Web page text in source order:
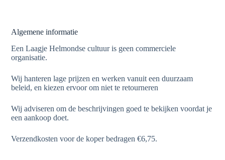
Algemene informatie
Een Laagje Helmondse cultuur is geen commerciele
organisatie.
Wij hanteren lage prijzen en werken vanuit een duurzaam
beleid, en kiezen ervoor om niet te retourneren
Wij adviseren om de beschrijvingen goed te bekijken voordat je
een aankoop doet.
Verzendkosten voor de koper bedragen €6,75.